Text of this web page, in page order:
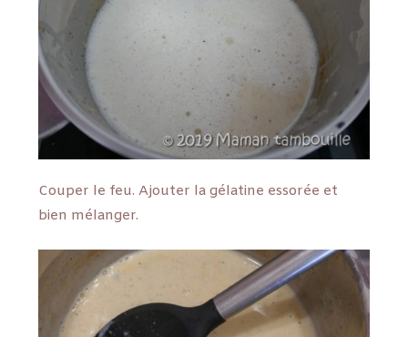
Couper le feu. Ajouter la gélatine essorée et
bien mélanger.